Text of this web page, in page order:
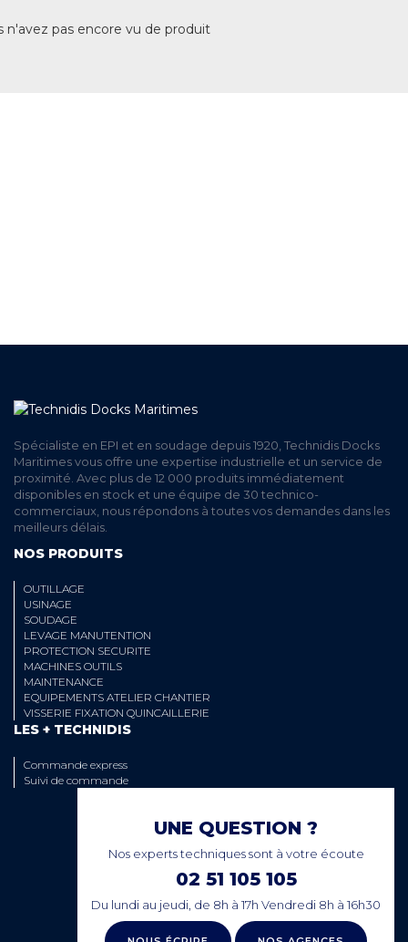
n'avez pas encore vu de produit
Spécialiste en EPI et en soudage depuis 1920, Technidis Docks
Maritimes vous offre une expertise industrielle et un service de
proximité. Avec plus de 12 000 produits immédiatement
disponibles en stock et une équipe de 30 technico-
commerciaux, nous répondons à toutes vos demandes dans les
meilleurs délais.
NOS PRODUITS
OUTILLAGE
USINAGE
SOUDAGE
LEVAGE MANUTENTION
PROTECTION SECURITE
MACHINES OUTILS
MAINTENANCE
EQUIPEMENTS ATELIER CHANTIER
VISSERIE FIXATION QUINCAILLERIE
LES + TECHNIDIS
Commande express
Suivi de commande
UNE QUESTION ?
Nos experts techniques sont à votre écoute
02 51 105 105
Du lundi au jeudi, de 8h à 17h Vendredi 8h à 16h30